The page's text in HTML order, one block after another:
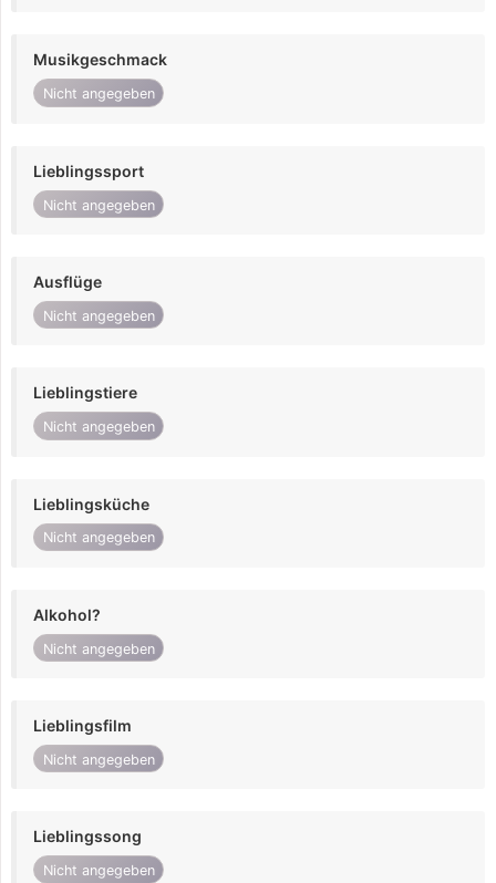
Musikgeschmack
Nicht angegeben
Lieblingssport
Nicht angegeben
Ausflüge
Nicht angegeben
Lieblingstiere
Nicht angegeben
Lieblingsküche
Nicht angegeben
Alkohol?
Nicht angegeben
Lieblingsfilm
Nicht angegeben
Lieblingssong
Nicht angegeben